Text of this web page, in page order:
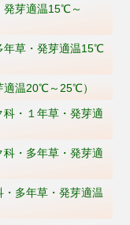
発芽適温15℃～
年草・発芽適温15℃
適温20℃～25℃）
・１年草・発芽適
・多年草・発芽適
多年草・発芽適温